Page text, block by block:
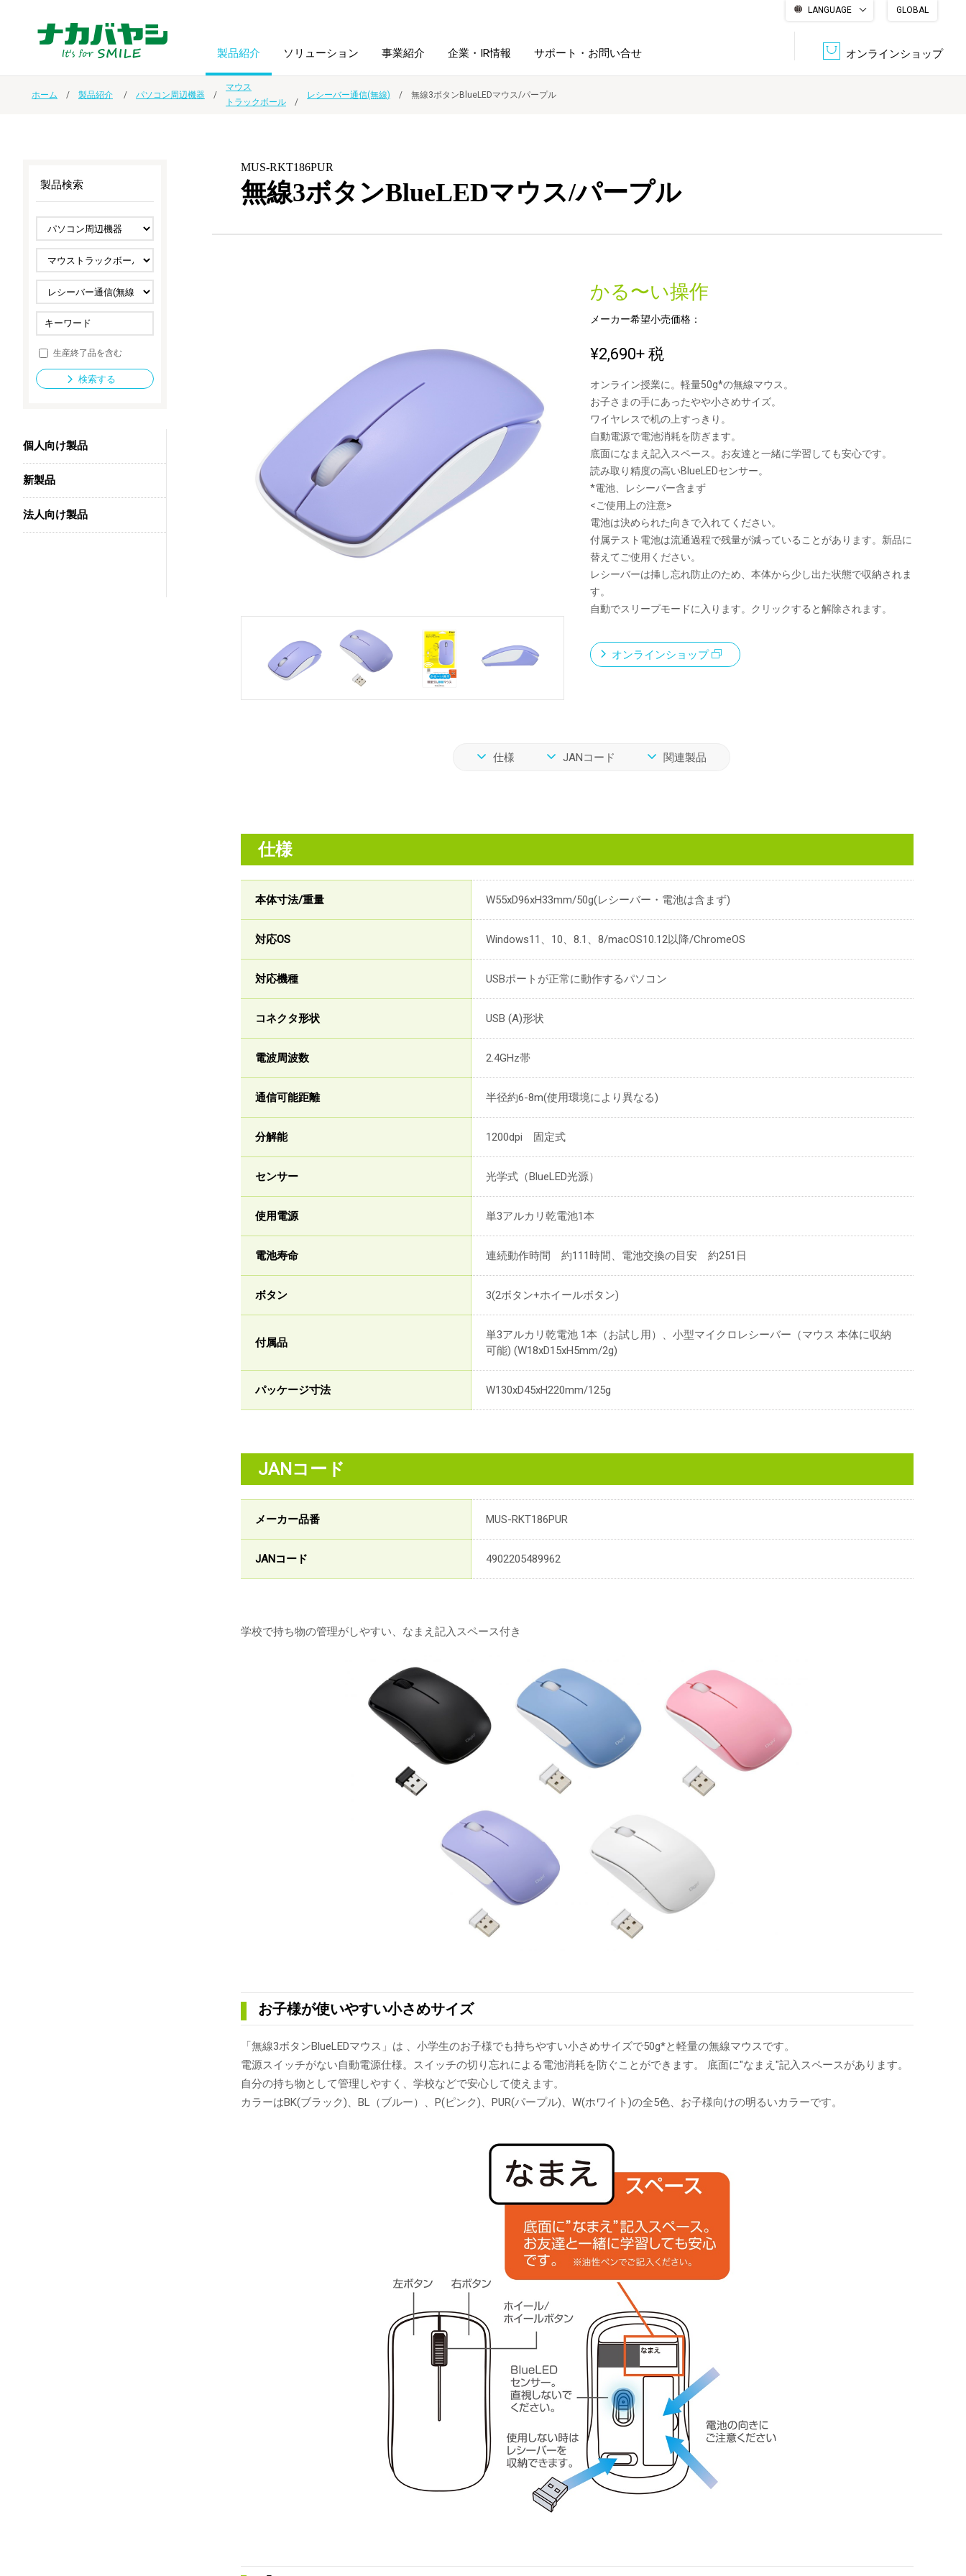
LANGUAGE
GLOBAL
オンラインショップ
製品紹介
ノート・紙製品
ホルダー用品
筆記具
スマートフォン・
タブレット関連
ゲーム関連 デジタルカメラ関連 ボード用品 事務用品
防災・
セキュリティ用品
キャラクター・
シリーズ商品
法人向け製品
ソリューション
オーダー手帳・ノベルティ制作
ドキュメントスキャニングサービス 総務＋クリエイティブ サステナブルな紙器製品「asue（あすえ）」
導入事例
事業紹介 企業・IR情報
IR情報
サステナビリティ 採用情報
サポート・お問い合せ
ホーム 製品紹介 パソコン周辺機器
マウス
トラックボール
レシーバー通信(無線) 無線3ボタンBlueLEDマウス/パープル
MUS-RKT186PUR
無線3ボタンBlueLEDマウス/パープル
かる〜い操作
メーカー希望小売価格：
¥2,690+ 税
オンライン授業に。軽量50g*の無線マウス。
お子さまの手にあったやや小さめサイズ。
ワイヤレスで机の上すっきり。
自動電源で電池消耗を防ぎます。
底面になまえ記入スペース。お友達と一緒に学習しても安心です。
読み取り精度の高いBlueLEDセンサー。
*電池、レシーバー含まず
<ご使用上の注意>
電池は決められた向きで入れてください。
付属テスト電池は流通過程で残量が減っていることがあります。新品に
替えてご使用ください。
レシーバーは挿し忘れ防止のため、本体から少し出た状態で収納されま
す。
自動でスリープモードに入ります。クリックすると解除されます。
オンラインショップ
仕様 JANコード 関連製品
仕様
本体寸法/重量 W55xD96xH33mm/50g(レシーバー・電池は含まず)
対応OS Windows11、10、8.1、8/macOS10.12以降/ChromeOS
対応機種 USBポートが正常に動作するパソコン
コネクタ形状 USB (A)形状
電波周波数 2.4GHz帯
通信可能距離 半径約6-8m(使用環境により異なる)
分解能 1200dpi 固定式
センサー 光学式（BlueLED光源）
使用電源 単3アルカリ乾電池1本
電池寿命 連続動作時間 約111時間、電池交換の目安 約251日
ボタン 3(2ボタン+ホイールボタン)
付属品
単3アルカリ乾電池 1本（お試し用）、小型マイクロレシーバー（マウス 本体に収納
可能) (W18xD15xH5mm/2g)
パッケージ寸法 W130xD45xH220mm/125g
JANコード
メーカー品番 MUS-RKT186PUR
JANコード 4902205489962
学校で持ち物の管理がしやすい、なまえ記入スペース付き
お子様が使いやすい小さめサイズ
「無線3ボタンBlueLEDマウス」は 、小学生のお子様でも持ちやすい小さめサイズで50g*と軽量の無線マウスです。
電源スイッチがない自動電源仕様。スイッチの切り忘れによる電池消耗を防ぐことができます。 底面に"なまえ"記入スペースがあります。
自分の持ち物として管理しやすく、学校などで安心して使えます。
カラーはBK(ブラック)、BL（ブルー）、P(ピンク)、PUR(パープル)、W(ホワイト)の全5色、お子様向けの明るいカラーです。
製品検索
生産終了品を含む
検索する
個人向け製品
新製品
法人向け製品